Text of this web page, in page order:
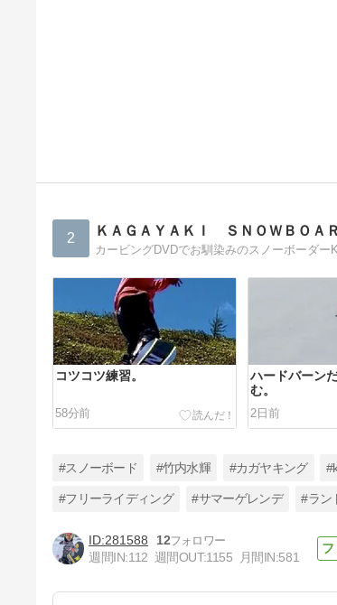
2 ＫＡＧＡＹＡＫＩ ＳＮＯＷＢＯＡ
コツコツ練習。
58分前
ハードバーン
む。
2日前
伝説のボードリブテック ジェ
イミーリン96でカービングタ
#スノーボード #竹内水輝 #カガヤキング
#フリーライディング #サマーゲレンデ #ラン
281588
12
週間IN:112 週間OUT:1155 月間IN:581